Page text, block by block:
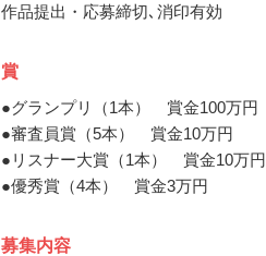
作品提出・応募締切､消印有効
賞
●グランプリ（1本） 賞金100万円
●審査員賞（5本） 賞金10万円
●リスナー大賞（1本） 賞金10万円
●優秀賞（4本） 賞金3万円
募集内容